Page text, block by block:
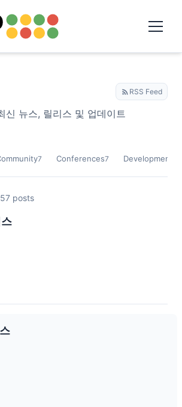
RSS Feed
신 뉴스, 릴리스 및 업데이트
7 Conferences7 Development
posts